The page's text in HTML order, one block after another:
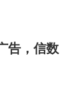
告，信数